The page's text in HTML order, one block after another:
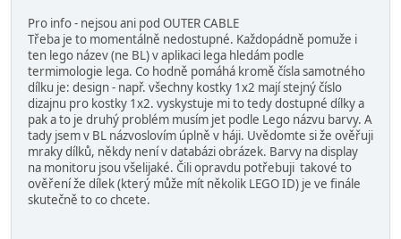
Pro info - nejsou ani pod OUTER CABLE
Třeba je to momentálně nedostupné. Každopádně pomuže i
ten lego název (ne BL) v aplikaci lega hledám podle
termimologie lega. Co hodně pomáhá kromě čísla samotného
dílku je: design - např. všechny kostky 1x2 mají stejný číslo
dizajnu pro kostky 1x2. vyskystuje mi to tedy dostupné dílky a
pak a to je druhý problém musím jet podle Lego názvu barvy. A
tady jsem v BL názvoslovím úplně v háji. Uvědomte si že ověřuji
mraky dílků, někdy není v databázi obrázek. Barvy na display
na monitoru jsou všelijaké. Čili opravdu potřebuji takové to
ověření že dílek (který může mít několik LEGO ID) je ve finále
skutečně to co chcete.